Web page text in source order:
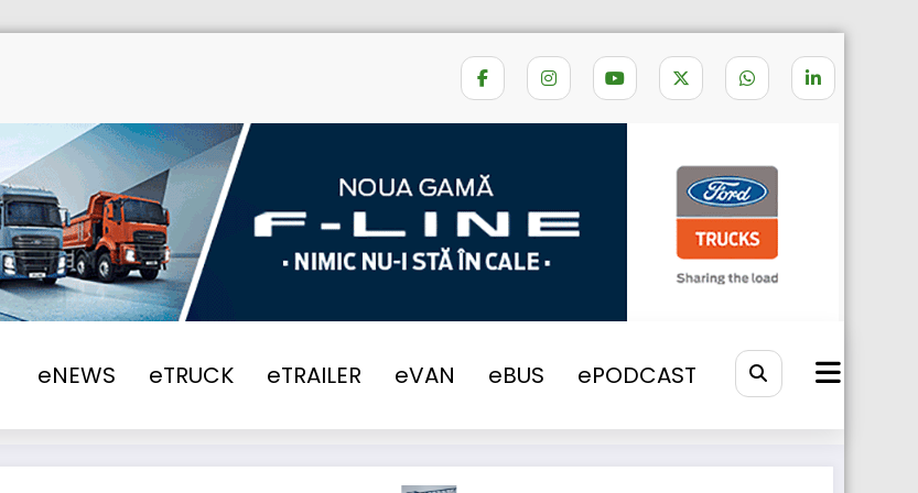
eNEWS eTRUCK eTRAILER eVAN eBUS ePODCAST
scania camion